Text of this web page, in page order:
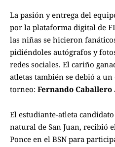
La pasión y entrega del
por la plataforma digital de
las niñas se hicieron
pidiéndoles autógrafos y
redes sociales. El cariño
atletas también se debió a
torneo: Fernando Caballero
El estudiante-atleta
natural de San Juan, recibió
Ponce en el BSN para